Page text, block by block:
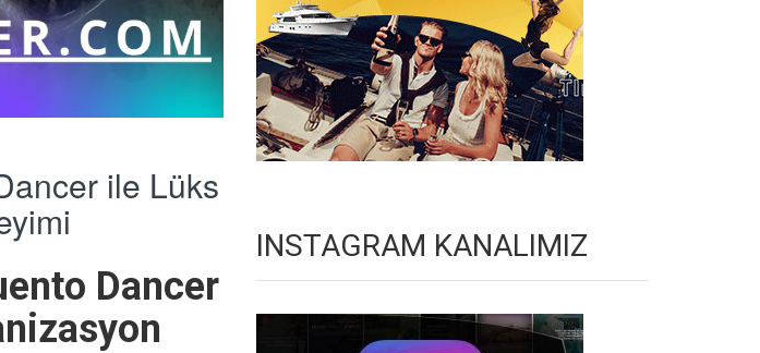
ile Lüks
Dancer
INSTAGRAM KANALIMIZ